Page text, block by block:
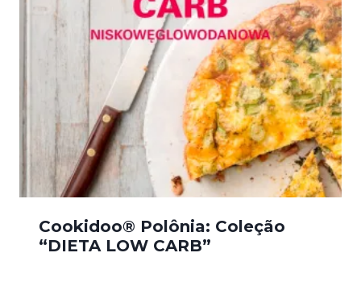
Cookidoo® Polônia: Coleção
“DIETA LOW CARB”